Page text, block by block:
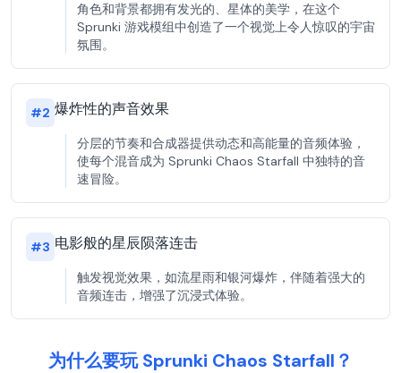
角色和背景都拥有发光的、星体的美学，在这个
Sprunki 游戏模组中创造了一个视觉上令人惊叹的宇宙
氛围。
#2 爆炸性的声音效果
分层的节奏和合成器提供动态和高能量的音频体验，
使每个混音成为 Sprunki Chaos Starfall 中独特的音
速冒险。
#3 电影般的星辰陨落连击
触发视觉效果，如流星雨和银河爆炸，伴随着强大的
音频连击，增强了沉浸式体验。
为什么要玩 Sprunki Chaos Starfall？